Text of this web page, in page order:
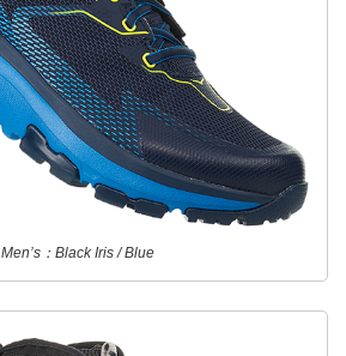
Men’s：Black Iris / Blue